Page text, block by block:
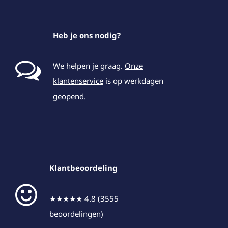
Heb je ons nodig?
We helpen je graag. Onze
klantenservice is op werkdagen
geopend.
Klantbeoordeling
★★★★★ 4.8 (3555
beoordelingen)